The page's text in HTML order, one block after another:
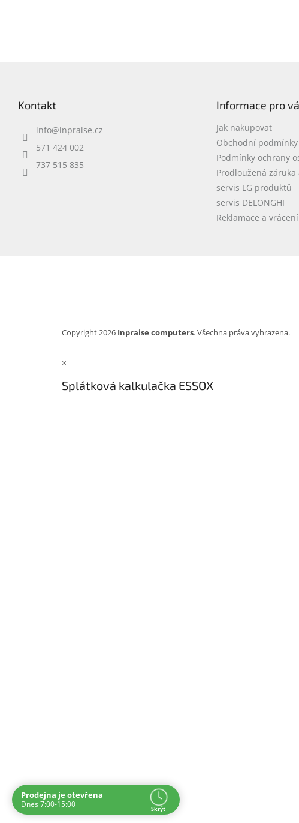
Kontakt
info@inpraise.cz
571 424 002
737 515 835
Informace pro
Jak nakupovat
Obchodní podmínky
Podmínky ochrany
Prodloužená
servis LG produktů
servis DELONGHI
Reklamace a
Copyright 2026 Inpraise computers. Všechna práva vyhrazena.
×
Splátková kalkulačka ESSOX
Prodejna je otevřena
Dnes 7:00-15:00
Skrýt
Navštivte nás osobně
Čas